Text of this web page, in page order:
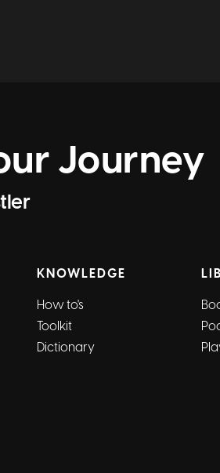
Journey
KNOWLEDGE
How to's
Toolkit
Dictionary